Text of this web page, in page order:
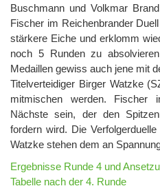
Buschmann und Volkmar
Fischer im Reichenbrander
stärkere Eiche und erklomm
noch 5 Runden zu
Medaillen gewiss auch jene mit
Titelverteidiger Birger Watzke
mitmischen werden. Fischer
Nächste sein, der den
fordern wird. Die
Watzke stehen dem an
Ergebnisse Runde 4 und
Tabelle nach der 4. Runde